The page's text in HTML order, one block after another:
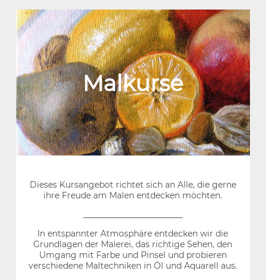
Malkurse
Dieses Kursangebot richtet sich an Alle, die gerne
ihre Freude am Malen entdecken möchten.
In entspannter Atmosphäre entdecken wir die
Grundlagen der Malerei, das richtige Sehen, den
Umgang mit Farbe und Pinsel und probieren
verschiedene Maltechniken in Öl und Aquarell aus.